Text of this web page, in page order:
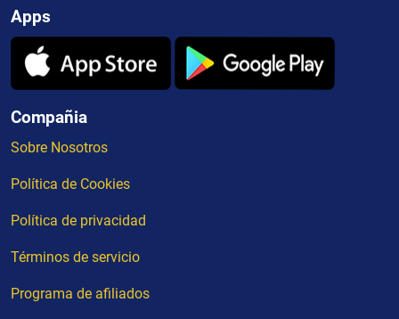
Apps
Compañia
Sobre Nosotros
Política de Cookies
Política de privacidad
Términos de servicio
Programa de afiliados